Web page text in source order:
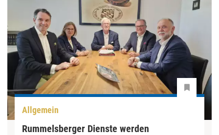
Allgemein
Rummelsberger Dienste werden